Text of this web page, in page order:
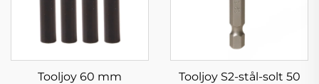
Tooljoy 60 mm
Tooljoy S2-stål-solt 50